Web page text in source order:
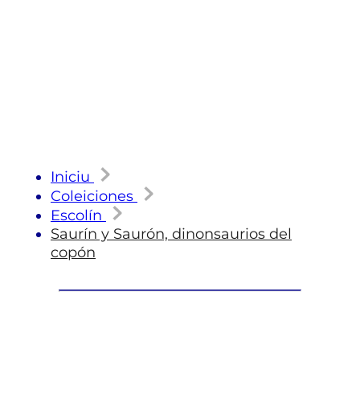
Iniciu
Coleiciones
Escolín
Saurín y Saurón, dinonsaurios del
copón